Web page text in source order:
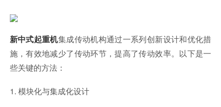
新中式起重机集成传动机构通过一系列创新设计和优化措
施，有效地减少了传动环节，提高了传动效率。以下是一
些关键的方法：
1. 模块化与集成化设计